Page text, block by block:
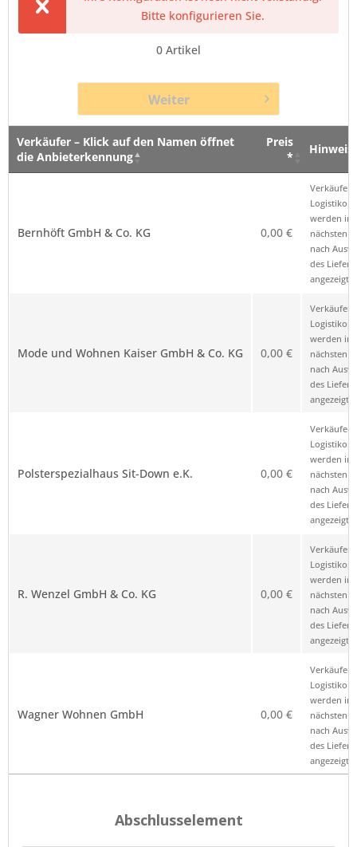
Bitte konfigurieren Sie.
0 Artikel
Weiter
Verkäufer – Klick auf den Namen öffnet
die Anbieterkennung
Preis
*
Hinweis
Bernhöft GmbH & Co. KG 0,00 €
Verkäufer
werden im
nächsten
nach
des
angezeigt.
Mode und Wohnen Kaiser GmbH & Co. KG 0,00 €
Verkäufer
werden im
nächsten
nach
des
angezeigt.
Polsterspezialhaus Sit-Down e.K. 0,00 €
Verkäufer
werden im
nächsten
nach
des
angezeigt.
R. Wenzel GmbH & Co. KG 0,00 €
Verkäufer
werden im
nächsten
nach
des
angezeigt.
Wagner Wohnen GmbH 0,00 €
Verkäufer
werden im
nächsten
nach
des
angezeigt.